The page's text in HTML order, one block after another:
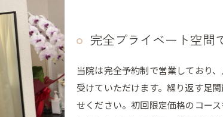
完全プライベート空間
当院は完全予約制で営業しており
受けていただけます。繰り返す足
せください。初回限定価格のコー